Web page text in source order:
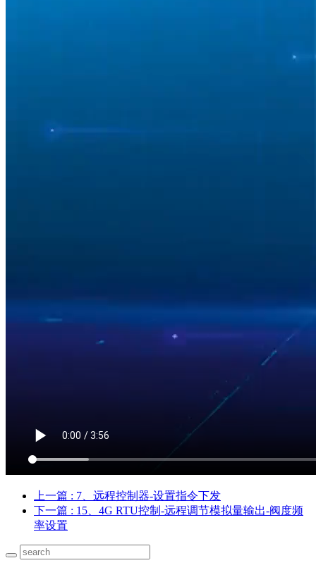
上一篇 : 7、远程控制器-设置指令下发
下一篇 : 15、4G RTU控制-远程调节模拟量输出-阀度频
率设置